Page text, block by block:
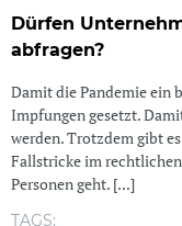
Dürfen
abfragen?
Damit die Pandemie ein
Impfungen gesetzt.
werden. Trotzdem gibt
Fallstricke im
Personen geht. [...]
TAGS: